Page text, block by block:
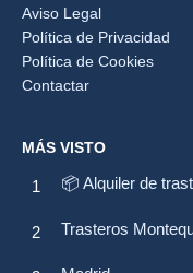
Aviso Legal
Política de Privacidad
Política de Cookies
Contactar
MÁS VISTO
📦 Alquiler de
Trasteros